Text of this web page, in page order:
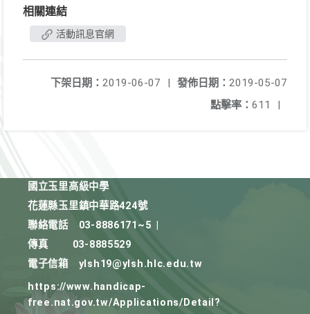
相關連結
活動訊息官網
發佈日期： 2019-05-07
下架日期： 2019-06-07
|
點擊率： 611 |
國立玉里高級中學
花蓮縣玉里鎮中華路424號
聯絡電話
03-8886171~5
傳真
03-8885529
電子信箱
ylsh19@ylsh.hlc.edu.tw
https://www.handicap-
free.nat.gov.tw/Applications/Detail?